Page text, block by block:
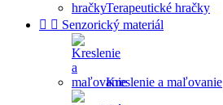
Terapeutické hračky
  Senzorický materiál
Kreslenie a maľovanie